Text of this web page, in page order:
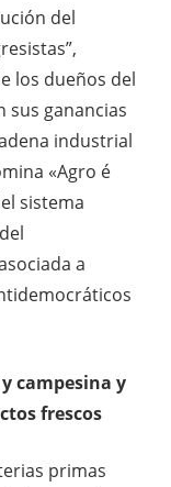
del
los dueños del
sus ganancias
industrial
«Agro é
sistema
a
campesina y
frescos
primas